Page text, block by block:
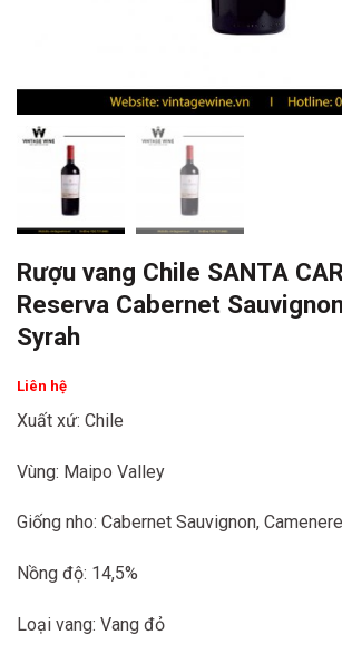
Rượu vang Chile SANTA
Reserva Cabernet
Syrah
Liên hệ
Xuất xứ: Chile
Vùng: Maipo Valley
Giống nho: Cabernet Sauvignon,
Nồng độ: 14,5%
Loại vang: Vang đỏ